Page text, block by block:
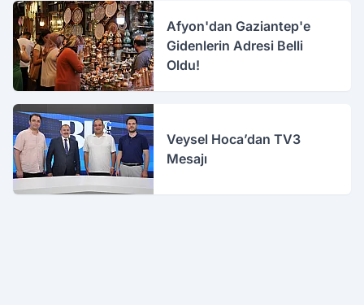
Afyon'dan Gaziantep'e
Gidenlerin Adresi Belli
Oldu!
Veysel Hoca’dan TV3
Mesajı